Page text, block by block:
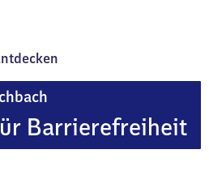
Barrierefreiheit